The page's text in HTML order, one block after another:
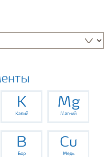
безопасность
K
Калий
Mg
Магний
B
Бор
Cu
Медь